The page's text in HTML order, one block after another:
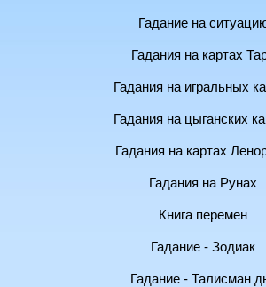
Гадание на
Гадания на картах
Гадания на игральных
Гадания на цыганских
Гадания на картах
Гадания на Рунах
Книга перемен
Гадание - Зодиак
Гадание - Талисман